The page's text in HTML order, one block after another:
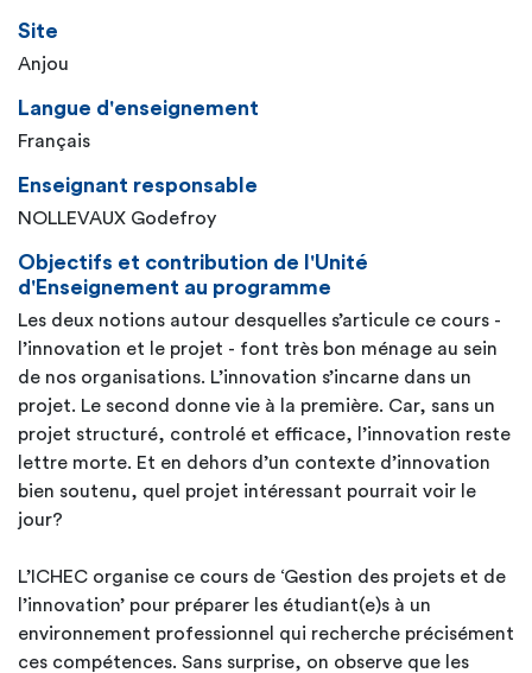
Site
Anjou
Langue d'enseignement
Français
Enseignant responsable
NOLLEVAUX Godefroy
Objectifs et contribution de l'Unité
d'Enseignement au programme
Les deux notions autour desquelles s’articule ce cours -
l’innovation et le projet - font très bon ménage au sein
de nos organisations. L’innovation s’incarne dans un
projet. Le second donne vie à la première. Car, sans un
projet structuré, controlé et efficace, l’innovation reste
lettre morte. Et en dehors d’un contexte d’innovation
bien soutenu, quel projet intéressant pourrait voir le
jour?
L’ICHEC organise ce cours de ‘Gestion des projets et de
l’innovation’ pour préparer les étudiant(e)s à un
environnement professionnel qui recherche précisément
ces compétences. Sans surprise, on observe que les